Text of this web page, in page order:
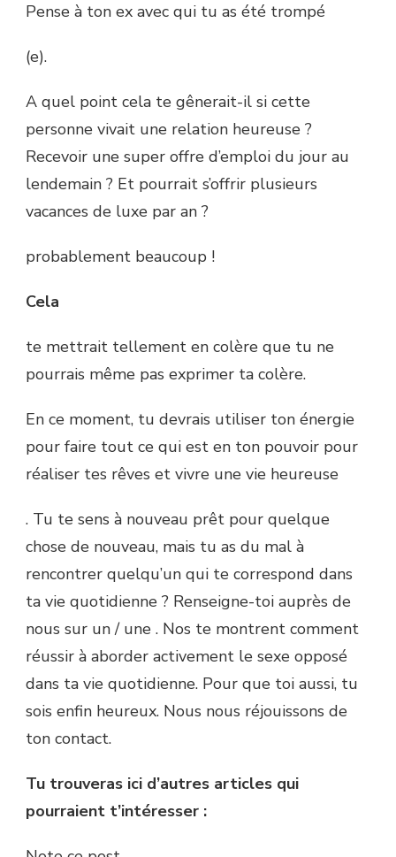
Pense à ton ex avec qui tu as été trompé
(e).
A quel point cela te gênerait-il si cette
personne vivait une relation heureuse ?
Recevoir une super offre d’emploi du jour au
lendemain ? Et pourrait s’offrir plusieurs
vacances de luxe par an ?
probablement beaucoup !
Cela
te mettrait tellement en colère que tu ne
pourrais même pas exprimer ta colère.
En ce moment, tu devrais utiliser ton énergie
pour faire tout ce qui est en ton pouvoir pour
réaliser tes rêves et vivre une vie heureuse
. Tu te sens à nouveau prêt pour quelque
chose de nouveau, mais tu as du mal à
rencontrer quelqu’un qui te correspond dans
ta vie quotidienne ? Renseigne-toi auprès de
nous sur un / une . Nos te montrent comment
réussir à aborder activement le sexe opposé
dans ta vie quotidienne. Pour que toi aussi, tu
sois enfin heureux. Nous nous réjouissons de
ton contact.
Tu trouveras ici d’autres articles qui
pourraient t’intéresser :